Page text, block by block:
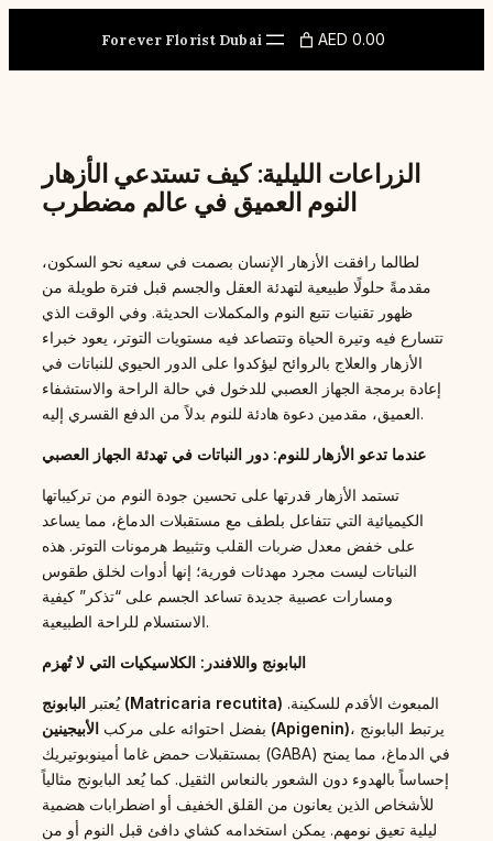
Forever Florist Dubai AED 0.00
الزراعات الليلية: كيف تستدعي الأزهار
النوم العميق في عالم مضطرب
لطالما رافقت الأزهار الإنسان بصمت في سعيه نحو السكون،
مقدمةً حلولًا طبيعية لتهدئة العقل والجسم قبل فترة طويلة من
ظهور تقنيات تتبع النوم والمكملات الحديثة. وفي الوقت الذي
تتسارع فيه وتيرة الحياة وتتصاعد فيه مستويات التوتر، يعود خبراء
الأزهار والعلاج بالروائح ليؤكدوا على الدور الحيوي للنباتات في
إعادة برمجة الجهاز العصبي للدخول في حالة الراحة والاستشفاء
العميق، مقدمين دعوة هادئة للنوم بدلاً من الدفع القسري إليه.
عندما تدعو الأزهار للنوم: دور النباتات في تهدئة الجهاز العصبي
تستمد الأزهار قدرتها على تحسين جودة النوم من تركيباتها
الكيميائية التي تتفاعل بلطف مع مستقبلات الدماغ، مما يساعد
على خفض معدل ضربات القلب وتثبيط هرمونات التوتر. هذه
النباتات ليست مجرد مهدئات فورية؛ إنها أدوات لخلق طقوس
ومسارات عصبية جديدة تساعد الجسم على “تذكر” كيفية
الاستسلام للراحة الطبيعية.
البابونج واللافندر: الكلاسيكيات التي لا تُهزم
يُعتبرالبابونج (Matricaria recutita)
بفضل احتوائه على مركب الأبيجينين (Apigenin)، يرتبط البابونج
بمستقبلات حمض غاما أمينوبوتيريك (GABA) في الدماغ، مما يمنح
إحساساً بالهدوء دون الشعور بالنعاس الثقيل. كما يُعد البابونج مثالياً
للأشخاص الذين يعانون من القلق الخفيف أو اضطرابات هضمية
ليلية تعيق نومهم. يمكن استخدامه كشاي دافئ قبل النوم أو من